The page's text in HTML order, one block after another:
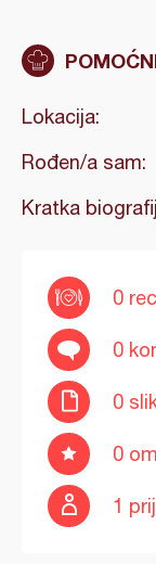
Lokacija:
Rođen/a sam:
Kratka
0
0
0
0
1